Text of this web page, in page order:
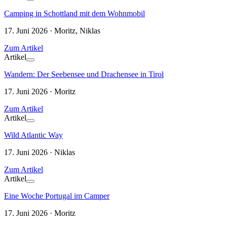
Camping in Schottland mit dem Wohnmobil
17. Juni 2026 · Moritz, Niklas
Zum Artikel
Artikel
Wandern: Der Seebensee und Drachensee in Tirol
17. Juni 2026 · Moritz
Zum Artikel
Artikel
Wild Atlantic Way
17. Juni 2026 · Niklas
Zum Artikel
Artikel
Eine Woche Portugal im Camper
17. Juni 2026 · Moritz